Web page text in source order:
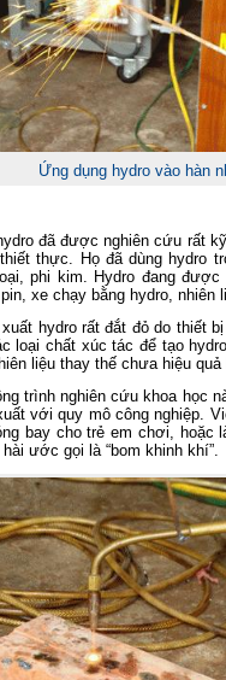
Ứng dụng hydro vào hàn
đã được nghiên cứu rất
thực. Họ đã dùng hydro
phi kim. Hydro đang
xe chạy bằng hydro,
hydro rất đắt đỏ do thiết
loại chất xúc tác để tạo
liệu thay thế chưa hiệu quả
trình nghiên cứu khoa học
với quy mô công nghiệp.
bay cho trẻ em chơi, hoặc
ước gọi là “bom khinh khí”.